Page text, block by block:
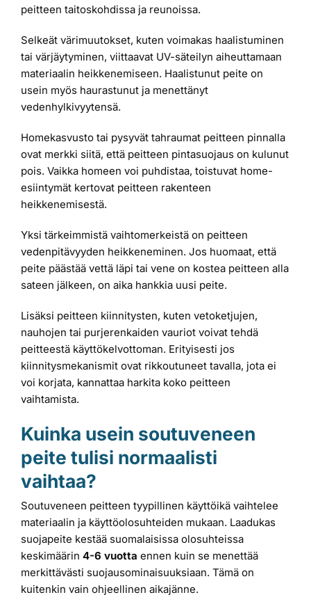
peitteen taitoskohdissa ja reunoissa.
Selkeät värimuutokset, kuten voimakas haalistuminen
tai värjäytyminen, viittaavat UV-säteilyn aiheuttamaan
materiaalin heikkenemiseen. Haalistunut peite on
usein myös haurastunut ja menettänyt
vedenhylkivyytensä.
Homekasvusto tai pysyvät tahraumat peitteen pinnalla
ovat merkki siitä, että peitteen pintasuojaus on kulunut
pois. Vaikka homeen voi puhdistaa, toistuvat home-
esiintymät kertovat peitteen rakenteen
heikkenemisestä.
Yksi tärkeimmistä vaihtomerkeistä on peitteen
vedenpitävyyden heikkeneminen. Jos huomaat, että
peite päästää vettä läpi tai vene on kostea peitteen alla
sateen jälkeen, on aika hankkia uusi peite.
Lisäksi peitteen kiinnitysten, kuten vetoketjujen,
nauhojen tai purjerenkaiden vauriot voivat tehdä
peitteestä käyttökelvottoman. Erityisesti jos
kiinnitysmekanismit ovat rikkoutuneet tavalla, jota ei
voi korjata, kannattaa harkita koko peitteen
vaihtamista.
Kuinka usein soutuveneen
peite tulisi normaalisti
vaihtaa?
Soutuveneen peitteen tyypillinen käyttöikä vaihtelee
materiaalin ja käyttöolosuhteiden mukaan. Laadukas
suojapeite kestää suomalaisissa olosuhteissa
keskimäärin 4-6 vuotta ennen kuin se menettää
merkittävästi suojausominaisuuksiaan. Tämä on
kuitenkin vain ohjeellinen aikajänne.